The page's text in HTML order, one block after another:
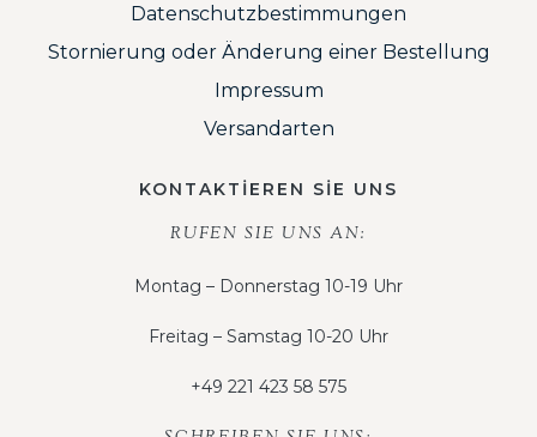
Datenschutzbestimmungen
Stornierung oder Änderung einer Bestellung
Impressum
Versandarten
KONTAKTİEREN SİE UNS
RUFEN SIE UNS AN:
Montag – Donnerstag 10-19 Uhr
Freitag – Samstag 10-20 Uhr
+49 221 423 58 575